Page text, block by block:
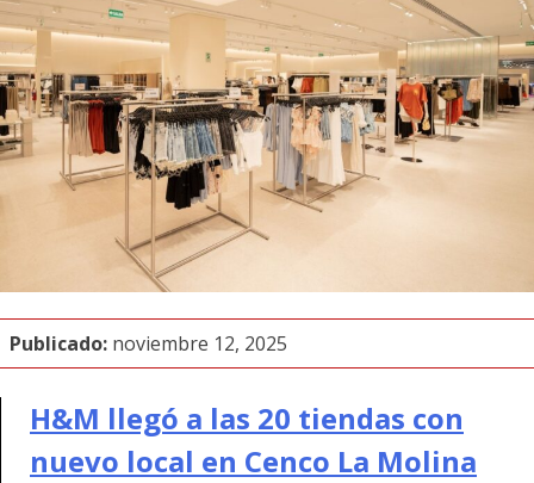
Publicado: noviembre 12, 2025
H&M llegó a las 20 tiendas con
nuevo local en Cenco La Molina